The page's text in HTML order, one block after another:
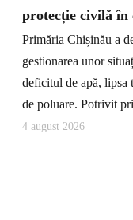
protecție civilă
Primăria Chișinău a
gestionarea unor
deficitul de apă, lipsa
de poluare. Potrivit
4 august 2026